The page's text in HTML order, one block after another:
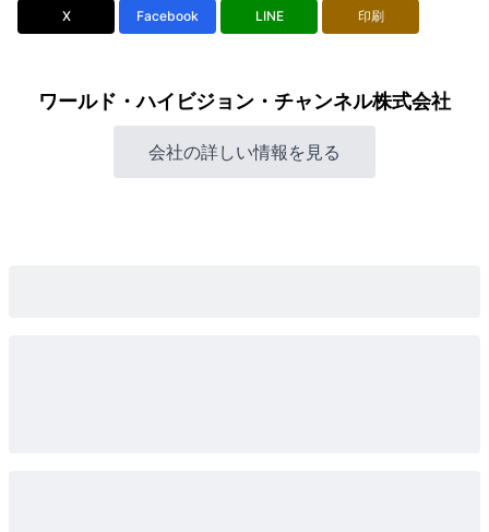
X Facebook LINE 印刷
ワールド・ハイビジョン・チャンネル株式会社
会社の詳しい情報を見る